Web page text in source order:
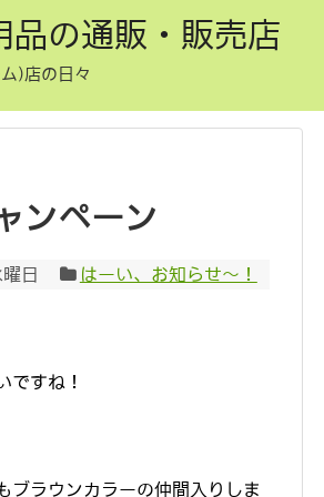
の通販・販売店
)店の日々
ンペーン
日 はーい、お知らせ〜！
ですね！
ブラウンカラーの仲間入りしま